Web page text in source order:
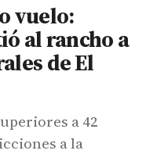
vuelo:
al rancho a
de El
a 42
a la